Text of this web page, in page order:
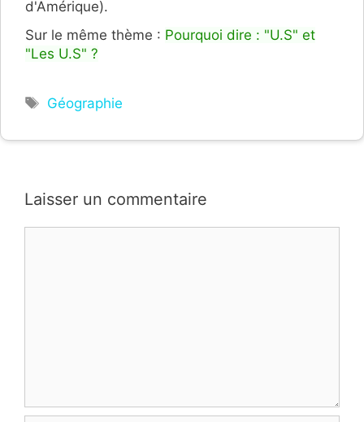
d'Amérique).
Sur le même thème : Pourquoi dire : "U.S" et
"Les U.S" ?
Étiquettes
Géographie
Laisser un commentaire